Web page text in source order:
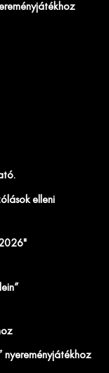
elleni
nyereményjátékhoz